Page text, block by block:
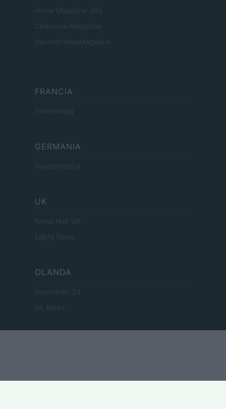
Home Magazine 365
Cineverse Magazine
SecondHomeMagazine
FRANCIA
InvestirMag
GERMANIA
Investieren24
UK
News Hub UK
Lgbtq News
OLANDA
Investeren 24
NL Newz